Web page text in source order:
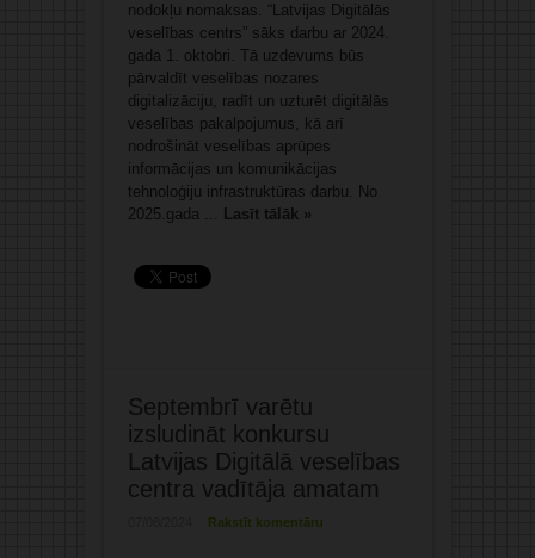
nodokļu nomaksas. “Latvijas Digitālās
veselības centrs” sāks darbu ar 2024.
gada 1. oktobri. Tā uzdevums būs
pārvaldīt veselības nozares
digitalizāciju, radīt un uzturēt digitālās
veselības pakalpojumus, kā arī
nodrošināt veselības aprūpes
informācijas un komunikācijas
tehnoloģiju infrastruktūras darbu. No
2025.gada ... Lasīt tālāk »
Septembrī varētu
izsludināt konkursu
Latvijas Digitālā veselības
centra vadītāja amatam
Rakstīt komentāru